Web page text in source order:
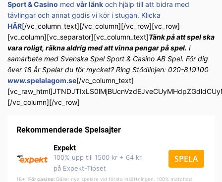
Sport & Casino med vår länk och hjälp till att bidra med
tävlingar och annat godis vi kör i stugan. Klicka
HÄR[/vc_column_text][/vc_column][/vc_row][vc_row]
[vc_column][vc_separator][vc_column_text]Tänk på att spel ska
vara roligt, räkna aldrig med att vinna pengar på spel. I
samarbete med Svenska Spel Sport & Casino AB Spel. För dig
över 18 år Spelar du för mycket? Ring Stödlinjen: 020-819100
www.spelalagom.se[/vc_column_text]
[/vc_column][/vc_row]
Rekommenderade Spelsajter
Expekt
100% upp till 1500 kr + 64 kr
på Expekt-Tipset
SPELA
18+. För casino: Gäller nya spelare vid första insättningen. 100% matchad